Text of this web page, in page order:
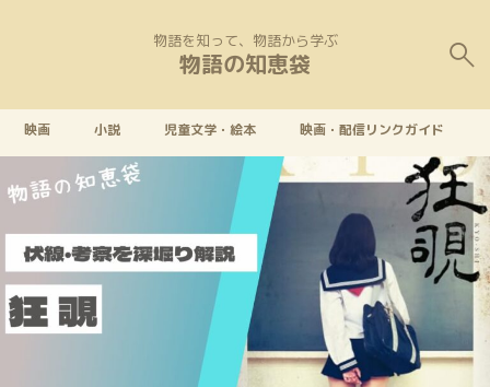
物語を知って、物語から学ぶ
物語の知恵袋
映画 小説 児童文学・絵本 映画・配信リンクガイド